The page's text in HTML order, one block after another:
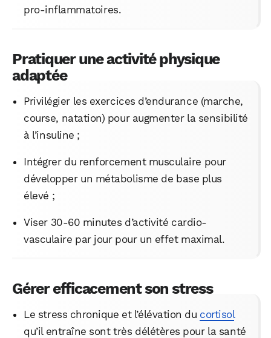
pro-inflammatoires.
Pratiquer une activité physique
adaptée
Privilégier les exercices d’endurance (marche,
course, natation) pour augmenter la sensibilité
à l’insuline ;
Intégrer du renforcement musculaire pour
développer un métabolisme de base plus
élevé ;
Viser 30-60 minutes d’activité cardio-
vasculaire par jour pour un effet maximal.
Gérer efficacement son stress
Le stress chronique et l’élévation du cortisol
qu’il entraîne sont très délétères pour la santé